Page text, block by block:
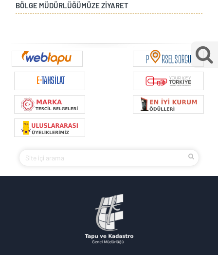
BÖLGE MÜDÜRLÜĞÜMÜZE ZİYARET